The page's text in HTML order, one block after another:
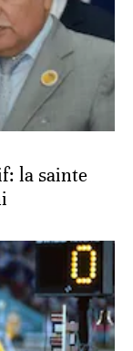
la sainte